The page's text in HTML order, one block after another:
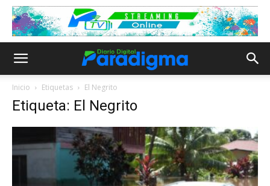
Inicio Etiquetas El Negrito
Etiqueta: El Negrito